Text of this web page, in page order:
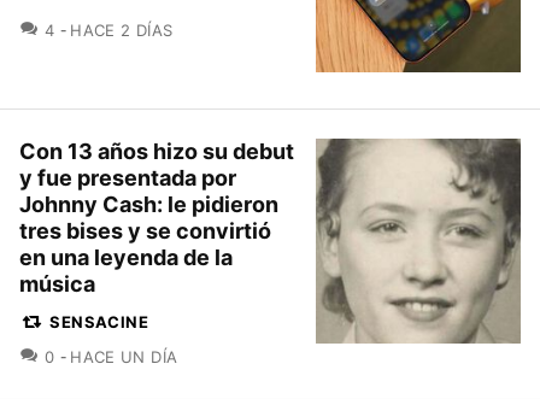
4 COMENTARIOS
HACE 2 DÍAS
Con 13 años hizo su debut
y fue presentada por
Johnny Cash: le pidieron
tres bises y se convirtió
en una leyenda de la
música
SENSACINE
0 COMENTARIOS
HACE UN DÍA